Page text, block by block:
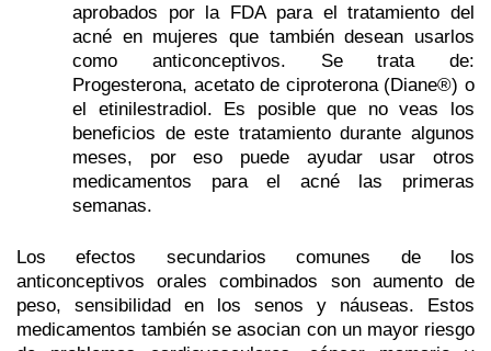
aprobados por la FDA para el tratamiento del
acné en mujeres que también desean usarlos
como anticonceptivos. Se trata de:
Progesterona, acetato de ciproterona (Diane®) o
el etinilestradiol. Es posible que no veas los
beneficios de este tratamiento durante algunos
meses, por eso puede ayudar usar otros
medicamentos para el acné las primeras
semanas.
Los efectos secundarios comunes de los
anticonceptivos orales combinados son aumento de
peso, sensibilidad en los senos y náuseas. Estos
medicamentos también se asocian con un mayor riesgo